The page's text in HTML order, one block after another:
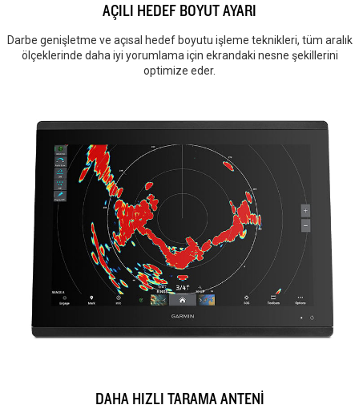
AÇILI HEDEF BOYUT AYARI
Darbe genişletme ve açısal hedef boyutu işleme teknikleri, tüm aralık
ölçeklerinde daha iyi yorumlama için ekrandaki nesne şekillerini
optimize eder.
DAHA HIZLI TARAMA ANTENİ